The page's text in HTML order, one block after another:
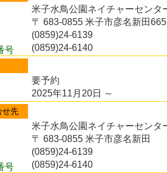
米子水鳥公園ネイチャーセンタ
〒 683-0855 米子市彦名新田665
(0859)24-6139
号
(0859)24-6140
要予約
2025年11月20日 ～
せ先
米子水鳥公園ネイチャーセンタ
〒 683-0855 米子市彦名新田
(0859)24-6139
号
(0859)24-6140